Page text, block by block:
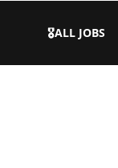
🎖️ALL JOBS